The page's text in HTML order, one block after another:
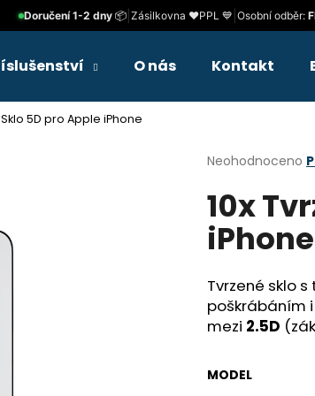
Doručení 1-2 dny📦| Zásilkovna ❤️PPL 💙 Osobní odběr:
O nás Kontakt
Sklo 5D pro Apple iPhone
Průměrné
produktu
0,0
hvězdiček.
Neohodnoceno
10x
iPhone
Tvrzené sklo
poškrábáním
mezi 2.5D
MODEL
Co potřebujete najít?
HLEDAT